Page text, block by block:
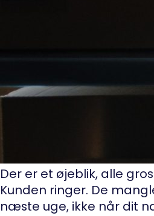
Der er et øjeblik, alle
Kunden ringer. De
næste uge, ikke når dit